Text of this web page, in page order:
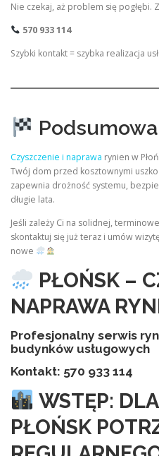
Nie czekaj, aż problem się pogłębi.
570 933 114
Szybki kontakt = szybka realizacja
Czyszczenie i naprawa rynien w
Twój dom przed kosztownymi
zapewnia drożność systemu,
długie lata.
Jeśli zależy Ci na solidnej,
skontaktuj się już teraz i umów
nowe
PŁOŃSK –
NAPRAWA
Profesjonalny serwis
budynków usługowych
Kontakt: 570 933 114
WSTĘP:
PŁOŃSK